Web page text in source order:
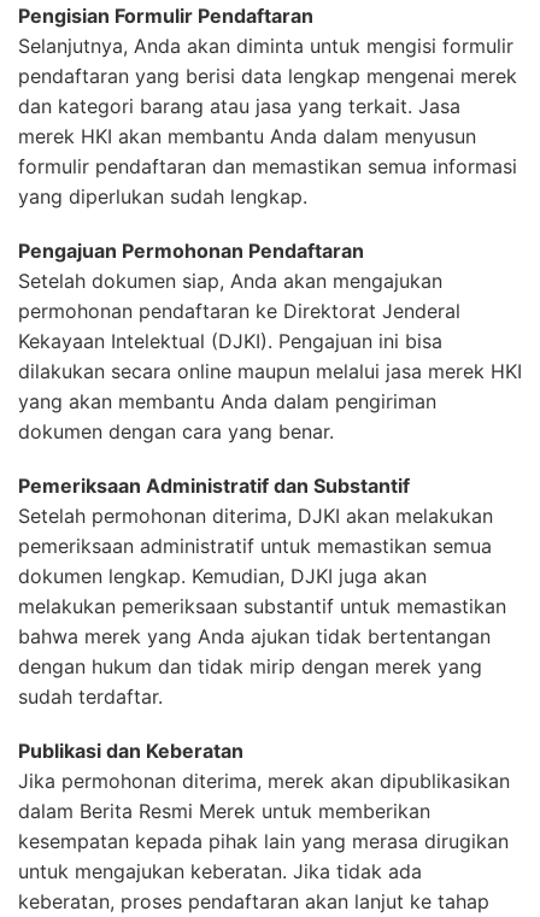
Pengisian Formulir Pendaftaran
Selanjutnya, Anda akan diminta untuk mengisi formulir
pendaftaran yang berisi data lengkap mengenai merek
dan kategori barang atau jasa yang terkait. Jasa
merek HKI akan membantu Anda dalam menyusun
formulir pendaftaran dan memastikan semua informasi
yang diperlukan sudah lengkap.
Pengajuan Permohonan Pendaftaran
Setelah dokumen siap, Anda akan mengajukan
permohonan pendaftaran ke Direktorat Jenderal
Kekayaan Intelektual (DJKI). Pengajuan ini bisa
dilakukan secara online maupun melalui jasa merek HKI
yang akan membantu Anda dalam pengiriman
dokumen dengan cara yang benar.
Pemeriksaan Administratif dan Substantif
Setelah permohonan diterima, DJKI akan melakukan
pemeriksaan administratif untuk memastikan semua
dokumen lengkap. Kemudian, DJKI juga akan
melakukan pemeriksaan substantif untuk memastikan
bahwa merek yang Anda ajukan tidak bertentangan
dengan hukum dan tidak mirip dengan merek yang
sudah terdaftar.
Publikasi dan Keberatan
Jika permohonan diterima, merek akan dipublikasikan
dalam Berita Resmi Merek untuk memberikan
kesempatan kepada pihak lain yang merasa dirugikan
untuk mengajukan keberatan. Jika tidak ada
keberatan, proses pendaftaran akan lanjut ke tahap